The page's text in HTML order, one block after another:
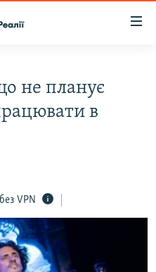
не планує
в
VPN